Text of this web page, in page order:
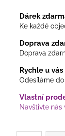
Dárek
Ke každé
Doprava
Doprava
Rychle u vás
Odesíláme
Vlastní
Navštivte nás
DŘEVĚNÝMI
MOTÝLKY